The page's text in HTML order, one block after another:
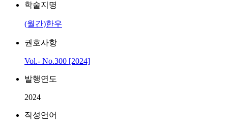
학술지명
(월간)한우
권호사항
Vol.- No.300 [2024]
발행연도
2024
작성언어